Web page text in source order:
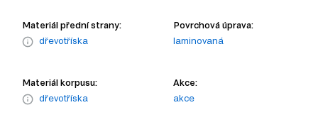
Materiál přední strany:
dřevotříska
Povrchová úprava:
laminovaná
Materiál korpusu:
dřevotříska
Akce:
akce